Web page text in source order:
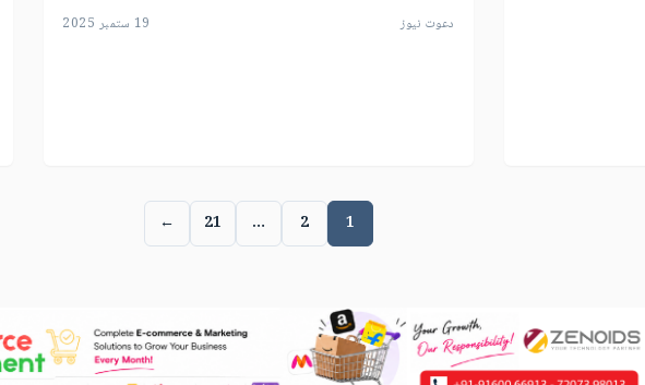
دعوت نیوز 19 ستمبر 2025
1
2
…
21
←